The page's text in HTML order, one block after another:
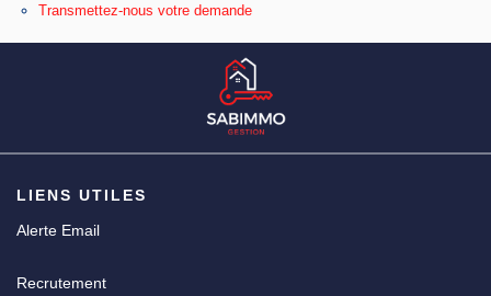
CGV
Transmettez-nous votre demande
LIENS UTILES
Alerte Email
Recrutement